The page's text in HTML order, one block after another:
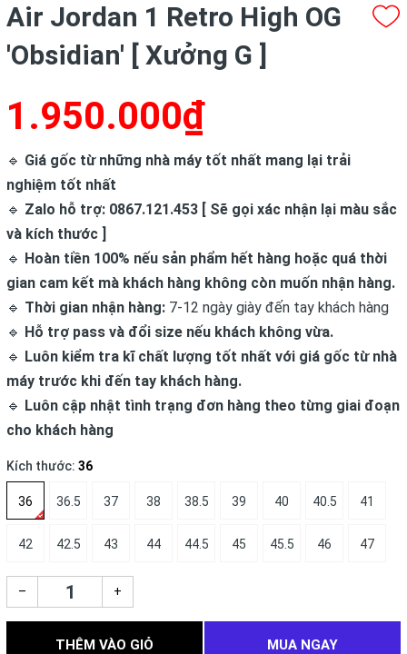
Air Jordan 1 Retro High OG
'Obsidian' [ Xưởng G ]
1.950.000₫
🔹 Giá gốc từ những nhà máy tốt nhất mang lại trải
nghiệm tốt nhất
🔹 Zalo hỗ trợ: 0867.121.453 [ Sẽ gọi xác nhận lại màu sắc
và kích thước ]
🔹 Hoàn tiền 100% nếu sản phẩm hết hàng hoặc quá thời
gian cam kết mà khách hàng không còn muốn nhận hàng.
🔹 Thời gian nhận hàng: 7-12 ngày giày đến tay khách hàng
🔹 Hỗ trợ pass và đổi size nếu khách không vừa.
🔹 Luôn kiểm tra kĩ chất lượng tốt nhất với giá gốc từ nhà
máy trước khi đến tay khách hàng.
🔹 Luôn cập nhật tình trạng đơn hàng theo từng giai đoạn
cho khách hàng
Kích thước: 36
36 36.5 37 38 38.5 39 40 40.5 41
42 42.5 43 44 44.5 45 45.5 46 47
– +
THÊM VÀO GIỎ MUA NGAY